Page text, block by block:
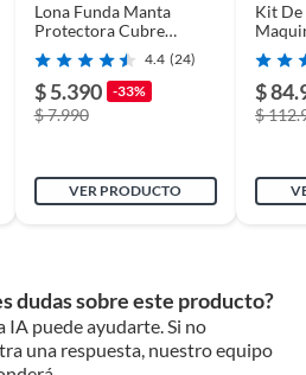
Lona Funda Manta
Protectora Cubre
Asiento Auto Para
Perros
4.4 (24)
$ 5.390 -33%
$ 7.990
VER PRODUCTO
Kit De
$
$
dudas sobre este producto?
IA puede ayudarte. Si no
una respuesta, nuestro equipo